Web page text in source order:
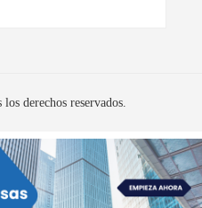
derechos reservados.